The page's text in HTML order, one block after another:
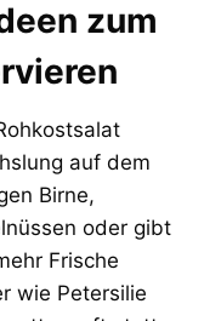
zum
auf dem
Birne,
oder gibt
Frische
wie Petersilie